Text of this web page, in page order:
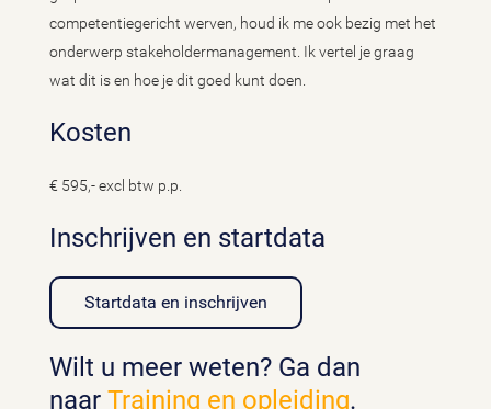
competentiegericht werven, houd ik me ook bezig met het
onderwerp stakeholdermanagement. Ik vertel je graag
wat dit is en hoe je dit goed kunt doen.
Kosten
€ 595,- excl btw p.p.
Inschrijven en startdata
Startdata en inschrijven
Wilt u meer weten? Ga dan
naar Training en opleiding.